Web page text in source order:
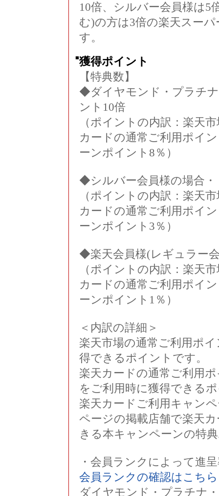
10倍、シルバー会員様は5
む)の方は3倍の楽天スー
す。
■獲得ポイント
【特典数】
◆ダイヤモンド・プラチ
ント10倍
（ポイントの内訳：楽天
カードの通常ご利用ポイ
ーンポイント8％）
◆シルバー会員様の場合・
（ポイントの内訳：楽天
カードの通常ご利用ポイ
ーンポイント3％）
◆楽天会員様(レギュラー
（ポイントの内訳：楽天
カードの通常ご利用ポイ
ーンポイント1％）
＜内訳の詳細＞
楽天市場の通常ご利用ポ
得できるポイントです。
楽天カードの通常ご利用
をご利用時に獲得できる
楽天カードご利用キャン
ページの掲載店舗で楽天
きる本キャンペーンの特
・会員ランクによって進
会員ランクの確認はこちら
ダイヤモンド・プラチナ